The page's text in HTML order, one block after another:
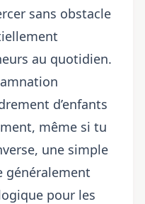
sans obstacle
au quotidien.
d’enfants
même si tu
une simple
généralement
pour les